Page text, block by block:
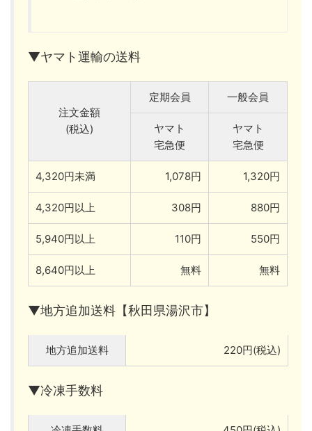
▼ヤマト運輸の送料
注文金額
(税込)
定期会員 一般会員
ヤマト
宅急便
ヤマト
宅急便
4,320円未満 1,078円 1,320円
4,320円以上 308円 880円
5,940円以上 110円 550円
8,640円以上 無料 無料
▼地方追加送料【秋田県湯沢市】
地方追加送料 220円(税込)
▼冷凍手数料